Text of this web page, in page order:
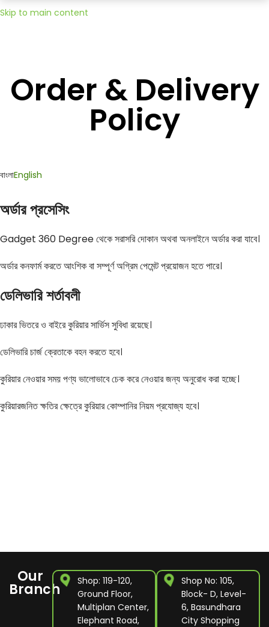
Skip to main content
Order & Delivery
Policy
বাংলাEnglish
অর্ডার প্রসেসিং
Gadget 360 Degree থেকে সরাসরি দোকান অথবা অনলাইনে অর্ডার করা যাবে।
অর্ডার কনফার্ম করতে আংশিক বা সম্পূর্ণ অগ্রিম পেমেন্ট প্রয়োজন হতে পারে।
ডেলিভারি শর্তাবলী
ঢাকার ভিতরে ও বাইরে কুরিয়ার সার্ভিস সুবিধা রয়েছে।
ডেলিভারি চার্জ ক্রেতাকে বহন করতে হবে।
কুরিয়ার নেওয়ার সময় পণ্য ভালোভাবে চেক করে নেওয়ার জন্য অনুরোধ করা হচ্ছে।
কুরিয়ারজনিত ক্ষতির ক্ষেত্রে কুরিয়ার কোম্পানির নিয়ম প্রযোজ্য হবে।
Our
Branch
Shop: 119-120,
Ground Floor,
Multiplan Center,
Elephant Road,
Shop No: 105,
Block- D, Level-
6, Basundhara
City Shopping